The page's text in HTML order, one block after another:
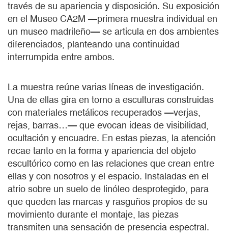
través de su apariencia y disposición. Su exposición
en el Museo CA2M —primera muestra individual en
un museo madrileño— se articula en dos ambientes
diferenciados, planteando una continuidad
interrumpida entre ambos.
La muestra reúne varias líneas de investigación.
Una de ellas gira en torno a esculturas construidas
con materiales metálicos recuperados —verjas,
rejas, barras…— que evocan ideas de visibilidad,
ocultación y encuadre. En estas piezas, la atención
recae tanto en la forma y apariencia del objeto
escultórico como en las relaciones que crean entre
ellas y con nosotros y el espacio. Instaladas en el
atrio sobre un suelo de linóleo desprotegido, para
que queden las marcas y rasguños propios de su
movimiento durante el montaje, las piezas
transmiten una sensación de presencia espectral.